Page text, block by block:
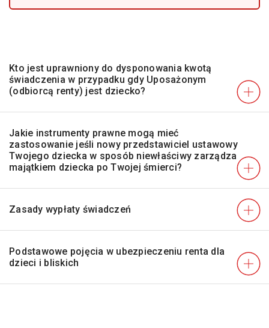
Kto jest uprawniony do dysponowania kwotą
świadczenia w przypadku gdy Uposażonym
(odbiorcą renty) jest dziecko?
Jakie instrumenty prawne mogą mieć
zastosowanie jeśli nowy przedstawiciel ustawowy
Twojego dziecka w sposób niewłaściwy zarządza
majątkiem dziecka po Twojej śmierci?
Zasady wypłaty świadczeń
Podstawowe pojęcia w ubezpieczeniu renta dla
dzieci i bliskich